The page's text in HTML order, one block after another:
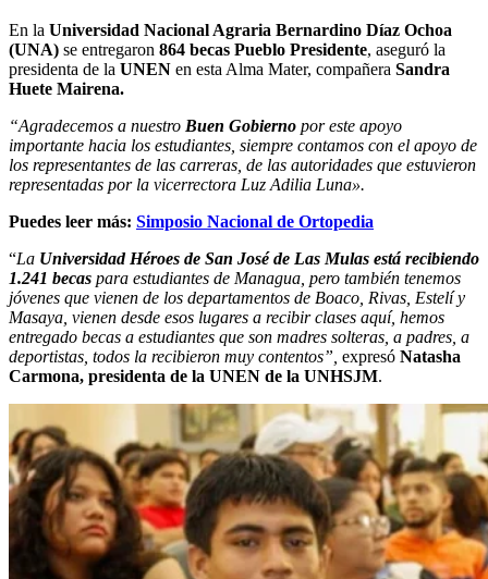
En la Universidad Nacional Agraria Bernardino Díaz Ochoa
(UNA) se entregaron 864 becas Pueblo Presidente, aseguró la
presidenta de la UNEN en esta Alma Mater, compañera Sandra
Huete Mairena.
“Agradecemos a nuestro Buen Gobierno por este apoyo
importante hacia los estudiantes, siempre contamos con el apoyo de
los representantes de las carreras, de las autoridades que estuvieron
representadas por la vicerrectora Luz Adilia Luna».
Puedes leer más: Simposio Nacional de Ortopedia
“La Universidad Héroes de San José de Las Mulas está recibiendo
1.241 becas para estudiantes de Managua, pero también tenemos
jóvenes que vienen de los departamentos de Boaco, Rivas, Estelí y
Masaya, vienen desde esos lugares a recibir clases aquí, hemos
entregado becas a estudiantes que son madres solteras, a padres, a
deportistas, todos la recibieron muy contentos”, expresó Natasha
Carmona, presidenta de la UNEN de la UNHSJM.